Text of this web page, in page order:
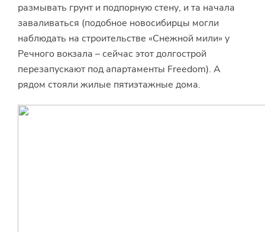
размывать грунт и подпорную стену, и та начала
заваливаться (подобное новосибирцы могли
наблюдать на строительстве «Снежной мили» у
Речного вокзала – сейчас этот долгострой
перезапускают под апартаменты Freedom). А
рядом стояли жилые пятиэтажные дома.